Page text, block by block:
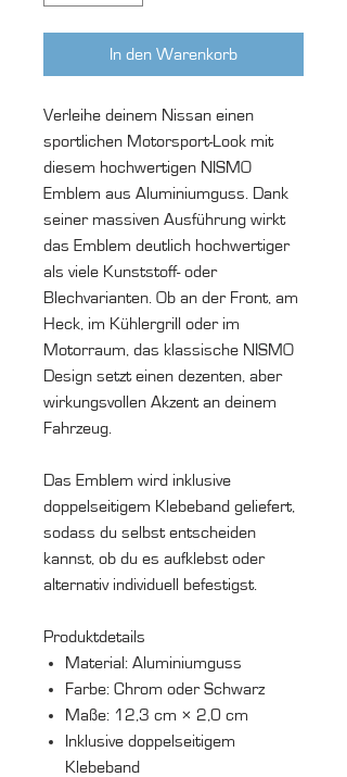
In den Warenkorb
Verleihe deinem Nissan einen
sportlichen Motorsport-Look mit
diesem hochwertigen NISMO
Emblem aus Aluminiumguss. Dank
seiner massiven Ausführung wirkt
das Emblem deutlich hochwertiger
als viele Kunststoff- oder
Blechvarianten. Ob an der Front, am
Heck, im Kühlergrill oder im
Motorraum, das klassische NISMO
Design setzt einen dezenten, aber
wirkungsvollen Akzent an deinem
Fahrzeug.
Das Emblem wird inklusive
doppelseitigem Klebeband geliefert,
sodass du selbst entscheiden
kannst, ob du es aufklebst oder
alternativ individuell befestigst.
Produktdetails
Material: Aluminiumguss
Farbe: Chrom oder Schwarz
Maße: 12,3 cm × 2,0 cm
Inklusive doppelseitigem
Klebeband